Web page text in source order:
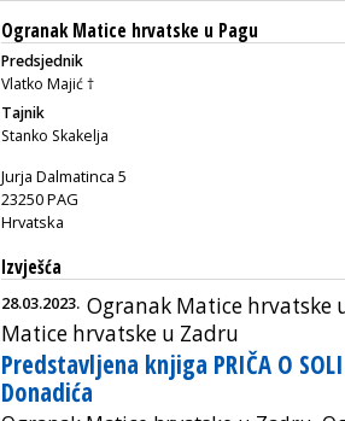
Ogranak Matice hrvatske u Pagu
Predsjednik
Vlatko Majić †
Tajnik
Stanko Skakelja
Jurja Dalmatinca 5
23250 PAG
Hrvatska
Izvješća
28.03.2023. Ogranak Matice hrvatske
Matice hrvatske u Zadru
Predstavljena knjiga PRIČA O
Donadića